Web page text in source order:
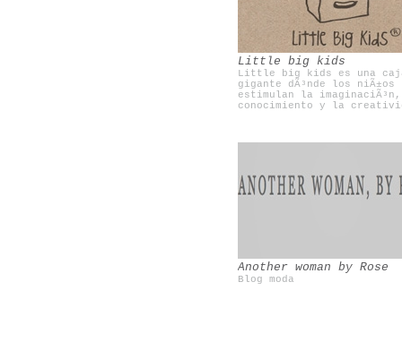
Little big kids
Little big kids es una
gigante dÃ³nde los niÃ±os
estimulan la
conocimiento y la
Another woman by Rose
Blog moda